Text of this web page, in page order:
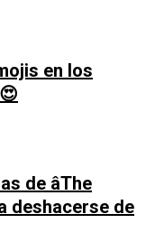
en los
de âThe
deshacerse de